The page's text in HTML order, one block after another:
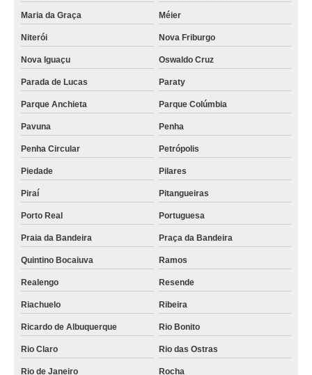
onde tem mobiliário técnico com regulagem de altura Guararema
onde tem mobiliário técnico salas de controle Chácara Inglesa
Maria da Graça Méier
Niterói Nova Friburgo
Nova Iguaçu Oswaldo Cruz
Parada de Lucas Paraty
Parque Anchieta Parque Colúmbia
Pavuna Penha
Penha Circular Petrópolis
Piedade Pilares
Piraí Pitangueiras
Porto Real Portuguesa
Praia da Bandeira Praça da Bandeira
Quintino Bocaiuva Ramos
Realengo Resende
Riachuelo Ribeira
Ricardo de Albuquerque Rio Bonito
Rio Claro Rio das Ostras
Rio de Janeiro Rocha